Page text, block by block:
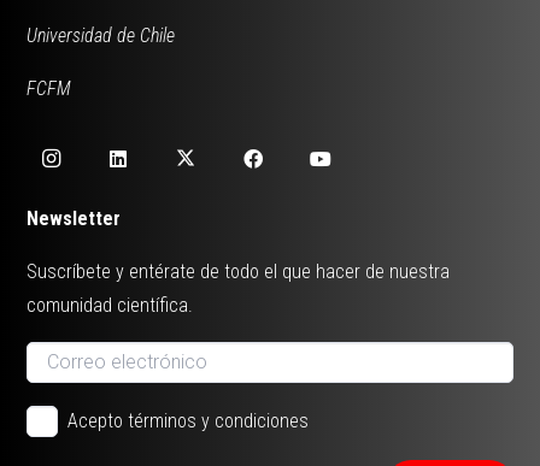
Universidad de Chile
FCFM
Newsletter
Suscríbete y entérate de todo el que hacer de nuestra
comunidad científica.
Acepto términos y condiciones